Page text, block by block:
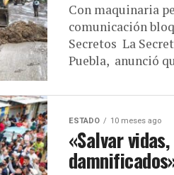
Con maquinaria
comunicación
Secretos La
Puebla, anunció
ESTADO 10 meses ago
«Salvar